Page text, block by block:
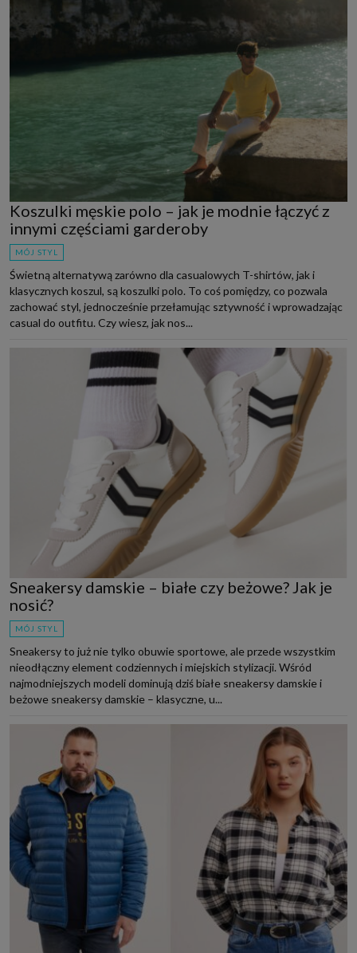
Koszulki męskie polo – jak je modnie łączyć z
innymi częściami garderoby
MÓJ STYL
Świetną alternatywą zarówno dla casualowych T-shirtów, jak i
klasycznych koszul, są koszulki polo. To coś pomiędzy, co pozwala
zachować styl, jednocześnie przełamując sztywność i wprowadzając
casual do outfitu. Czy wiesz, jak nos...
Sneakersy damskie – białe czy beżowe? Jak je
nosić?
MÓJ STYL
Sneakersy to już nie tylko obuwie sportowe, ale przede wszystkim
nieodłączny element codziennych i miejskich stylizacji. Wśród
najmodniejszych modeli dominują dziś białe sneakersy damskie i
beżowe sneakersy damskie – klasyczne, u...